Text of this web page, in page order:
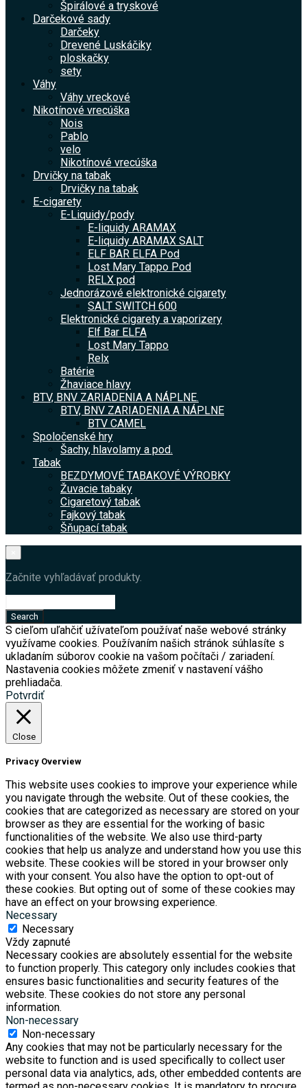
Špirálové a tryskové
Darčekové sady
Darčeky
Drevené Luskáčiky
ploskačky
sety
Váhy
Váhy vreckové
Nikotínové vrecúška
Nois
Pablo
velo
Nikotínové vrecúška
Drvičky na tabak
Drvičky na tabak
E-cigarety
E-Liquidy/pody
E-liquidy ARAMAX
E-liquidy ARAMAX SALT
ELF BAR ELFA Pod
Lost Mary Tappo Pod
RELX pod
Jednorázové elektronické cigarety
SALT SWITCH 600
Elektronické cigarety a vaporizery
Elf Bar ELFA
Lost Mary Tappo
Relx
Batérie
Žhaviace hlavy
BTV, BNV ZARIADENIA A NÁPLNE.
BTV, BNV ZARIADENIA A NÁPLNE
BTV CAMEL
Spoločenské hry
Šachy, hlavolamy a pod.
Tabak
BEZDYMOVÉ TABAKOVÉ VÝROBKY
Žuvacie tabaky
Cigaretový tabak
Fajkový tabak
Šňupací tabak
Začnite vyhľadávať produkty.
S cieľom uľahčiť užívateľom používať naše webové stránky
využívame cookies. Používaním našich stránok súhlasíte s
ukladaním súborov cookie na vašom počítači / zariadení.
Nastavenia cookies môžete zmeniť v nastavení vášho
prehliadača.
Potvrdiť
Close
Privacy Overview
This website uses cookies to improve your experience while
you navigate through the website. Out of these cookies, the
cookies that are categorized as necessary are stored on your
browser as they are essential for the working of basic
functionalities of the website. We also use third-party
cookies that help us analyze and understand how you use this
website. These cookies will be stored in your browser only
with your consent. You also have the option to opt-out of
these cookies. But opting out of some of these cookies may
have an effect on your browsing experience.
Necessary
Necessary
Vždy zapnuté
Necessary cookies are absolutely essential for the website
to function properly. This category only includes cookies that
ensures basic functionalities and security features of the
website. These cookies do not store any personal
information.
Non-necessary
Non-necessary
Any cookies that may not be particularly necessary for the
website to function and is used specifically to collect user
personal data via analytics, ads, other embedded contents are